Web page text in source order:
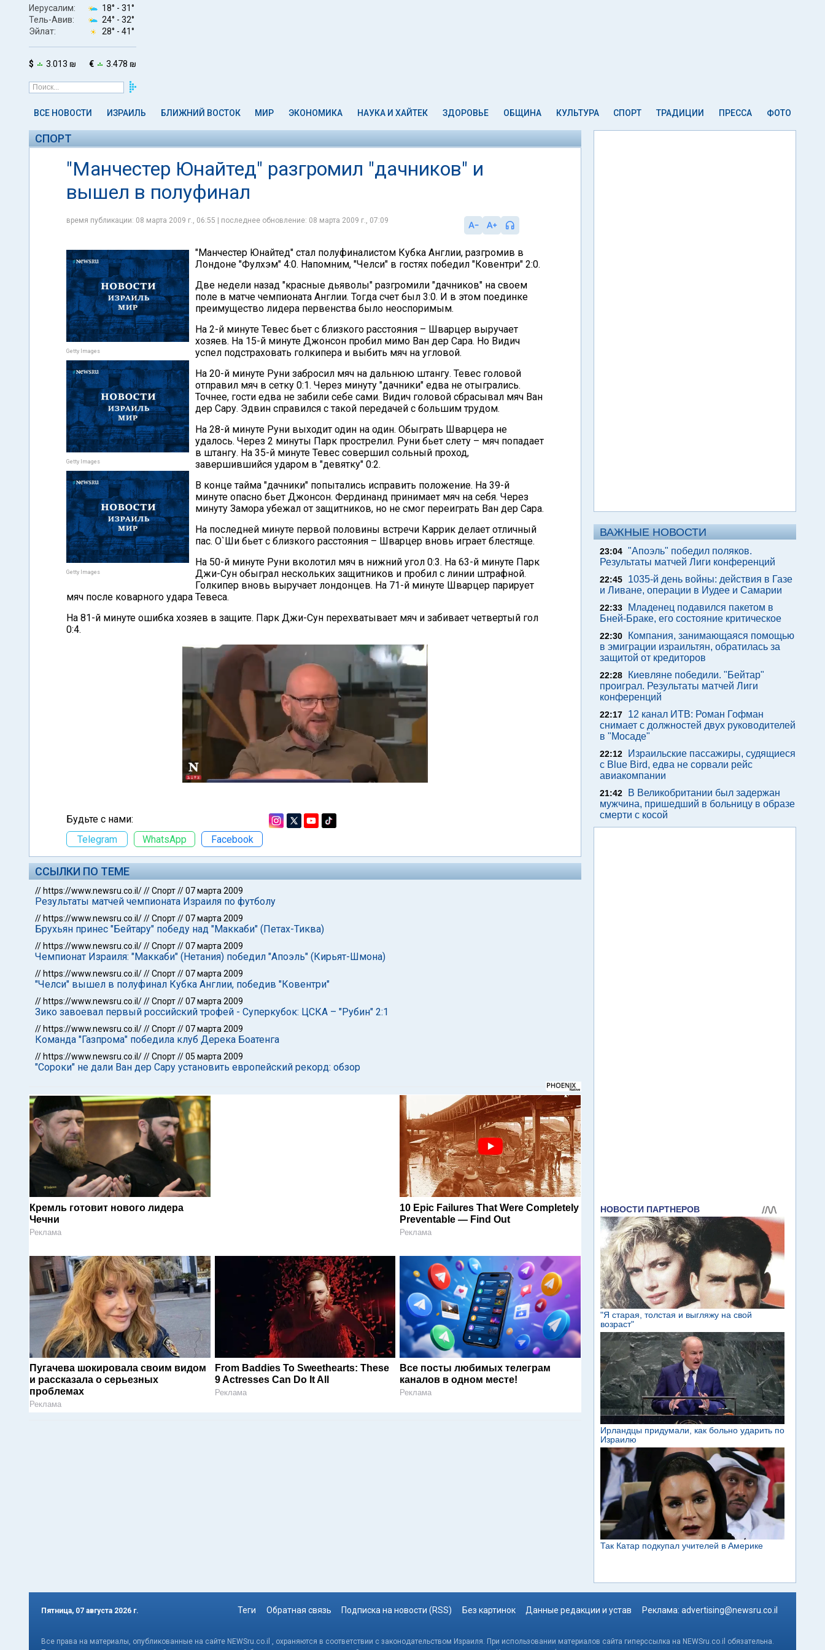
Иерусалим: 18° - 31°
Тель-Авив:
24° - 32°
Эйлат:
28° - 41°
$ 3.013 ₪ € 3.478 ₪
ВСЕ НОВОСТИ ИЗРАИЛЬ БЛИЖНИЙ ВОСТОК МИР ЭКОНОМИКА НАУКА И ХАЙТЕК ЗДОРОВЬЕ ОБЩИНА КУЛЬТУРА СПОРТ ТРАДИЦИИ ПРЕССА ФОТО
СПОРТ
"Манчестер Юнайтед" разгромил "дачников" и
вышел в полуфинал
время публикации: 08 марта 2009 г., 06:55 | последнее обновление: 08 марта 2009 г., 07:09
Getty Images
Getty Images
Getty Images
"Манчестер Юнайтед" стал полуфиналистом Кубка Англии, разгромив в
Лондоне "Фулхэм" 4:0. Напомним, "Челси" в гостях победил "Ковентри" 2:0.
Две недели назад "красные дьяволы" разгромили "дачников" на своем
поле в матче чемпионата Англии. Тогда счет был 3:0. И в этом поединке
преимущество лидера первенства было неоспоримым.
На 2-й минуте Тевес бьет с близкого расстояния – Шварцер выручает
хозяев. На 15-й минуте Джонсон пробил мимо Ван дер Сара. Но Видич
успел подстраховать голкипера и выбить мяч на угловой.
На 20-й минуте Руни забросил мяч на дальнюю штангу. Тевес головой
отправил мяч в сетку 0:1. Через минуту "дачники" едва не отыгрались.
Точнее, гости едва не забили себе сами. Видич головой сбрасывал мяч Ван
дер Сару. Эдвин справился с такой передачей с большим трудом.
На 28-й минуте Руни выходит один на один. Обыграть Шварцера не
удалось. Через 2 минуты Парк прострелил. Руни бьет слету – мяч попадает
в штангу. На 35-й минуте Тевес совершил сольный проход,
завершившийся ударом в "девятку" 0:2.
В конце тайма "дачники" попытались исправить положение. На 39-й
минуте опасно бьет Джонсон. Фердинанд принимает мяч на себя. Через
минуту Замора убежал от защитников, но не смог переиграть Ван дер Сара.
На последней минуте первой половины встречи Каррик делает отличный
пас. О`Ши бьет с близкого расстояния – Шварцер вновь играет блестяще.
На 50-й минуте Руни вколотил мяч в нижний угол 0:3. На 63-й минуте Парк
Джи-Сун обыграл нескольких защитников и пробил с линии штрафной.
Голкипер вновь выручает лондонцев. На 71-й минуте Шварцер парирует
мяч после коварного удара Тевеса.
На 81-й минуте ошибка хозяев в защите. Парк Джи-Сун перехватывает мяч и забивает четвертый гол
0:4.
Будьте с нами:
Telegram
WhatsApp Facebook
ССЫЛКИ ПО ТЕМЕ
// https://www.newsru.co.il///Спорт//07 марта 2009
Результаты матчей чемпионата Израиля по футболу
// https://www.newsru.co.il///Спорт//07 марта 2009
Брухьян принес "Бейтару" победу над "Маккаби" (Петах-Тиква)
// https://www.newsru.co.il///Спорт//07 марта 2009
Чемпионат Израиля: "Маккаби" (Нетания) победил "Апоэль" (Кирьят-Шмона)
// https://www.newsru.co.il///Спорт//07 марта 2009
"Челси" вышел в полуфинал Кубка Англии, победив "Ковентри"
// https://www.newsru.co.il///Спорт//07 марта 2009
Зико завоевал первый российский трофей - Суперкубок: ЦСКА – "Рубин" 2:1
// https://www.newsru.co.il///Спорт//07 марта 2009
Команда "Газпрома" победила клуб Дерека Боатенга
// https://www.newsru.co.il///Спорт//05 марта 2009
"Сороки" не дали Ван дер Сару установить европейский рекорд: обзор
Кремль готовит нового лидера
Чечни
Реклама
10 Epic Failures That Were Completely
Preventable — Find Out
Реклама
Пугачева шокировала своим видом
и рассказала о серьезных
проблемах
Реклама
From Baddies To Sweethearts: These
9 Actresses Can Do It All
Реклама
Все посты любимых телеграм
каналов в одном месте!
Реклама
ВАЖНЫЕ НОВОСТИ
23:04 "Апоэль" победил поляков.
Результаты матчей Лиги конференций
22:45
1035-й день войны: действия в Газе
и Ливане, операции в Иудее и Самарии
22:33
Младенец подавился пакетом в
Бней-Браке, его состояние критическое
22:30
Компания, занимающаяся помощью
в эмиграции израильтян, обратилась за
защитой от кредиторов
22:28
Киевляне победили. "Бейтар"
проиграл. Результаты матчей Лиги
конференций
22:17
12 канал ИТВ: Роман Гофман
снимает с должностей двух руководителей
в "Мосаде"
22:12
Израильские пассажиры, судящиеся
с Blue Bird, едва не сорвали рейс
авиакомпании
21:42
В Великобритании был задержан
мужчина, пришедший в больницу в образе
смерти с косой
Пятница, 07 августа 2026 г. Теги Обратная связь Подписка на новости (RSS) Без картинок Данные редакции и устав Реклама: advertising@newsru.co.il
Все права на материалы, опубликованные на сайте NEWSru.co.il , охраняются в соответствии с законодательством Израиля. При использовании материалов сайта гиперссылка на NEWSru.co.il обязательна.